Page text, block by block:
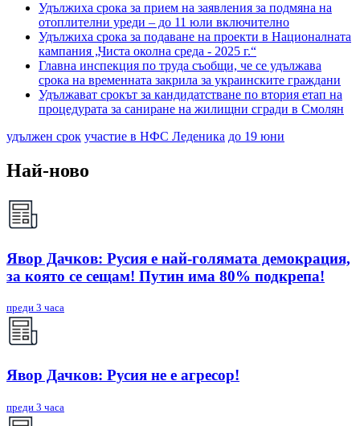
Удължиха срока за прием на заявления за подмяна на
отоплителни уреди – до 11 юли включително
Удължиха срока за подаване на проекти в Националната
кампания „Чиста околна среда - 2025 г.“
Главна инспекция по труда съобщи, че се удължава
срока на временната закрила за украинските граждани
Удължават срокът за кандидатстване по втория етап на
процедурата за саниране на жилищни сгради в Смолян
удължен срок участие в НФС Леденика до 19 юни
Най-ново
Явор Дачков: Русия е най-голямата демокрация,
за която се сещам! Путин има 80% подкрепа!
преди 3 часа
Явор Дачков: Русия не е агресор!
преди 3 часа